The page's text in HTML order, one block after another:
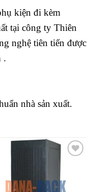
kiện đi kèm
tại công ty Thiên
nghệ tiên tiến được
.
nhà sản xuất.
Add to
wishlist